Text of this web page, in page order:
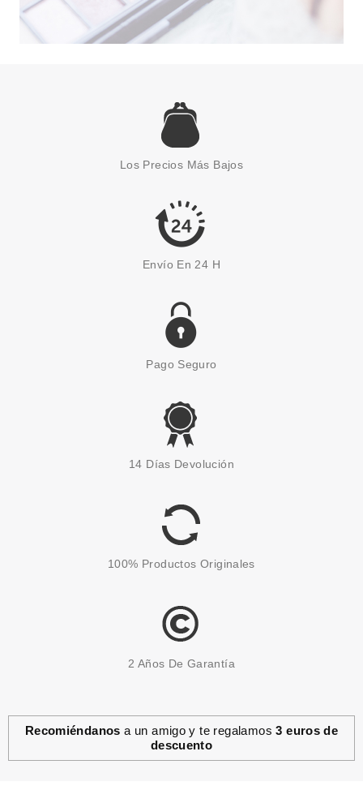
BABARIA
BABARIA BOTOX EFFECT
SERUM TOTAL LIFT 30 ML
6.28€
RESULTIME
PERFECCIONADOR
16.75€
BABARIA
Los Precios Más Bajos
Envío En 24 H
Pago Seguro
14 Días Devolución
100% Productos Originales
2 Años De Garantía
Recomiéndanos a un amigo y te regalamos3 euros de
descuento